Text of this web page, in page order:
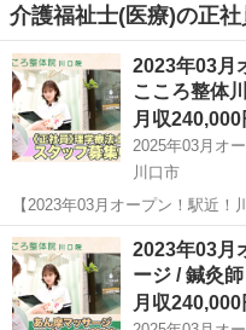
介護福祉士(医療)の正
2023年03月
こころ整体
月収240,000
川口市
【2023年03月オープン！駅近
残業ほぼなし！充実した研修制
上げませんか？一緒に働いていただ
体院 川口院につ...
埼玉 川口市 その他
2023年03月
ージ / 鍼灸
月収240,000